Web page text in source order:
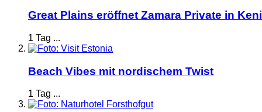
Great Plains eröffnet Zamara Private in
1 Tag ...
Beach Vibes mit nordischem Twist
1 Tag ...